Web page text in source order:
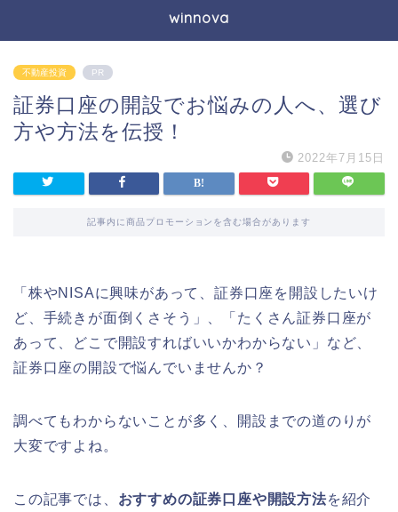
winnova
不動産投資 PR
証券口座の開設でお悩みの人へ、選び
方や方法を伝授！
2022年7月15日
記事内に商品プロモーションを含む場合があります
「株やNISAに興味があって、証券口座を開設したいけ
ど、手続きが面倒くさそう」、「たくさん証券口座が
あって、どこで開設すればいいかわからない」など、
証券口座の開設で悩んでいませんか？
調べてもわからないことが多く、開設までの道のりが
大変ですよね。
この記事では、 おすすめの証券口座や開設方法を紹介